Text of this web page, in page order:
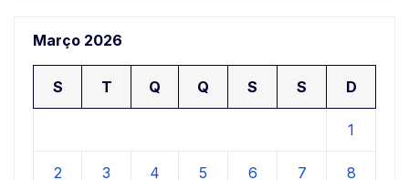
Março 2026
S T Q Q S S D
1
2 3 4 5 6 7 8